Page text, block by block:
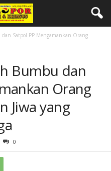
Satpol PP Mengamankan Orang
Bumbu dan
Orang
Jiwa yang
0